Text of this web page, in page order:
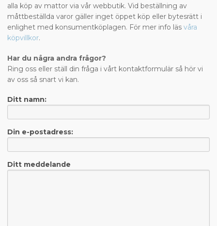
alla köp av mattor via vår webbutik. Vid beställning av
måttbeställda varor gäller inget öppet köp eller bytesrätt i
enlighet med konsumentköplagen. För mer info läs våra
köpvillkor.
Har du några andra frågor?
Ring oss eller ställ din fråga i vårt kontaktformulär så hör vi
av oss så snart vi kan.
Ditt namn:
Din e-postadress:
Ditt meddelande